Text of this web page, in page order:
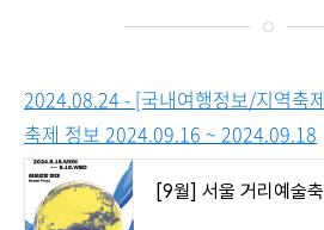
2024.08.24 - [국내여행정보/지역축
축제 정보 2024.09.16 ~ 2024.09.18